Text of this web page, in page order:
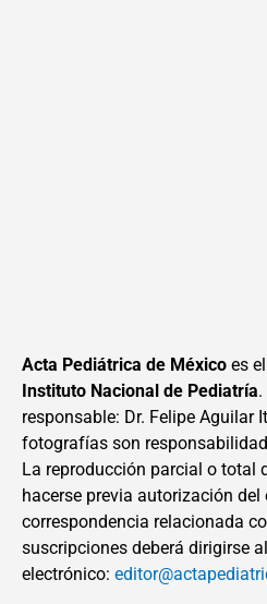
Acta Pediátrica de México es
Instituto Nacional de Pediatría
responsable: Dr. Felipe Aguilar
fotografías son
La reproducción parcial o total
hacerse previa autorización del
correspondencia relacionada
suscripciones deberá dirigirse
electrónico: